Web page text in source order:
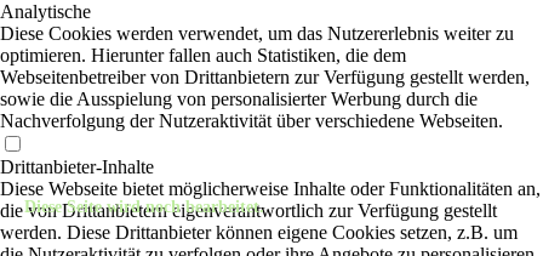
Diese Seite wird noch bearbeitet.
Analytische
Diese Cookies werden verwendet, um das Nutzererlebnis weiter zu
optimieren. Hierunter fallen auch Statistiken, die dem
Webseitenbetreiber von Drittanbietern zur Verfügung gestellt werden,
sowie die Ausspielung von personalisierter Werbung durch die
Nachverfolgung der Nutzeraktivität über verschiedene Webseiten.
Drittanbieter-Inhalte
Diese Webseite bietet möglicherweise Inhalte oder Funktionalitäten an,
die von Drittanbietern eigenverantwortlich zur Verfügung gestellt
werden. Diese Drittanbieter können eigene Cookies setzen, z.B. um